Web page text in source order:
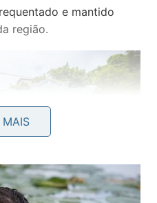
e mantido
região.
MAIS